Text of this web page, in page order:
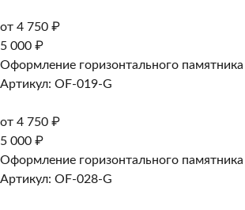
от 4 750 ₽
5 000 ₽
Оформление горизонтального
Артикул: OF-019-G
от 4 750 ₽
5 000 ₽
Оформление горизонтального
Артикул: OF-028-G